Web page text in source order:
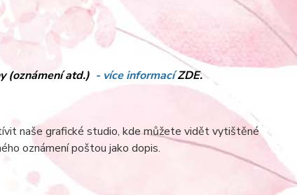
(oznámení atd.) - více informacíZDE.
naše grafické studio, kde můžete vidět vytištěné
oznámení poštou jako dopis.